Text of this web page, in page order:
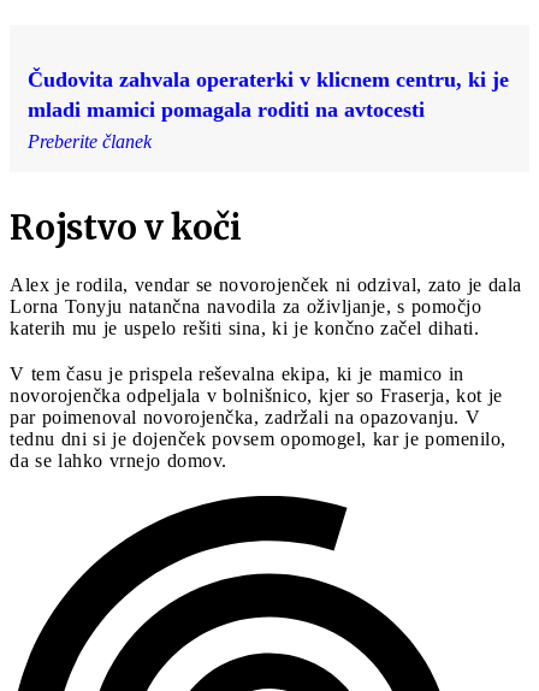
Čudovita zahvala operaterki v klicnem centru, ki je
mladi mamici pomagala roditi na avtocesti
Preberite članek
Rojstvo v koči
Alex je rodila, vendar se novorojenček ni odzival, zato je dala
Lorna Tonyju natančna navodila za oživljanje, s pomočjo
katerih mu je uspelo rešiti sina, ki je končno začel dihati.
V tem času je prispela reševalna ekipa, ki je mamico in
novorojenčka odpeljala v bolnišnico, kjer so Fraserja, kot je
par poimenoval novorojenčka, zadržali na opazovanju. V
tednu dni si je dojenček povsem opomogel, kar je pomenilo,
da se lahko vrnejo domov.